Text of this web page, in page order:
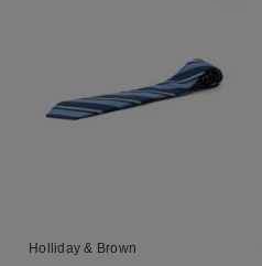
Holliday & Brown